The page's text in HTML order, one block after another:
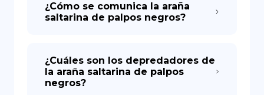
¿Cómo se comunica la araña
saltarina de palpos negros?
¿Cuáles son los depredadores de
la araña saltarina de palpos
negros?